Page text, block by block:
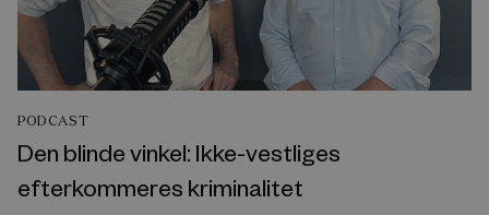
PODCAST
Den blinde vinkel: Ikke-vestliges
efterkommeres kriminalitet